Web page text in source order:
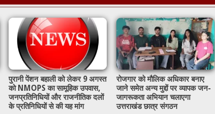
पुरानी पेंशन बहाली को लेकर 9 अगस्त
को NMOPS का सामूहिक उपवास,
जनप्रतिनिधियों और राजनीतिक दलों
के प्रतिनिधियों से की यह मांग
रोजगार को मौलिक अधिकार बनाए
जाने समेत अन्य मुद्दों पर व्यापक जन-
जागरूकता अभियान चलाएगा
उत्तराखंड छात्र संगठन